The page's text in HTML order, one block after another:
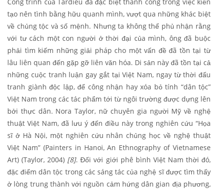
tạo nên tình bằng hữu quanh mình, vượt qua những khác biệt
về chủng tộc và số mệnh. Nhưng ta không thể phủ nhận rằng
với tư cách một con người ở thời đại của mình, ông đã buộc
phải tìm kiếm những giải pháp cho một vấn đề đã tồn tại từ
lâu liên quan đến gặp gỡ liên văn hóa. Di sản này đã tồn tại cả
những cuộc tranh luận gay gắt tại Việt Nam, ngay từ thời đấu
tranh giành độc lập, để công nhận hay xóa bỏ tính “dân tộc”
Việt Nam trong các tác phẩm tới từ ngôi trường được dựng lên
bởi thực dân. Nora Taylor, nữ chuyên gia người Mỹ về nghệ
thuật Việt Nam, đã lưu ý đến điều này trong nghiên cứu “Họa
sĩ ở Hà Nội, một nghiên cứu nhân chủng học về nghệ thuật
Việt Nam” (Painters in Hanoi, An Ethnography of Vietnamese
Art) (Taylor, 2004) [8]. Đối với giới phê bình Việt Nam thời đó,
đặc điểm dân tộc trong các sáng tác của nghệ sĩ được tìm thấy
ở lòng trung thành với nguồn cảm hứng dân gian địa phương,